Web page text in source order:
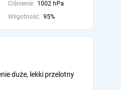
Ciśnienie: 1002 hPa
Wilgotność: 95%
duże, lekki przelotny